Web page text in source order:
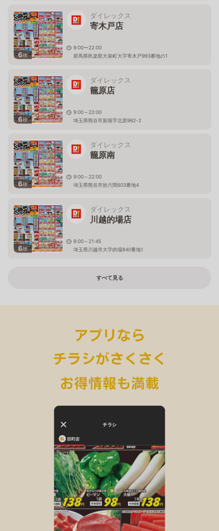
6枚
ダイレックス
寄木戸店
9:00〜22:00
群馬県邑楽郡大泉町大字寄木戸993番地の1
6枚
ダイレックス
籠原店
9:00～22:00
埼玉県熊谷市新堀字北原962-2
6枚
ダイレックス
籠原南
9:00～22:00
埼玉県熊谷市拾六間603番地4
6枚
ダイレックス
川越的場店
9:00～21:45
埼玉県川越市大字的場840番地1
すべて見る